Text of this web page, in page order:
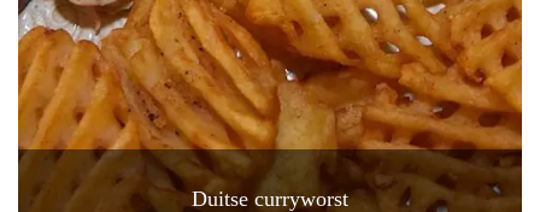
Duitse curryworst